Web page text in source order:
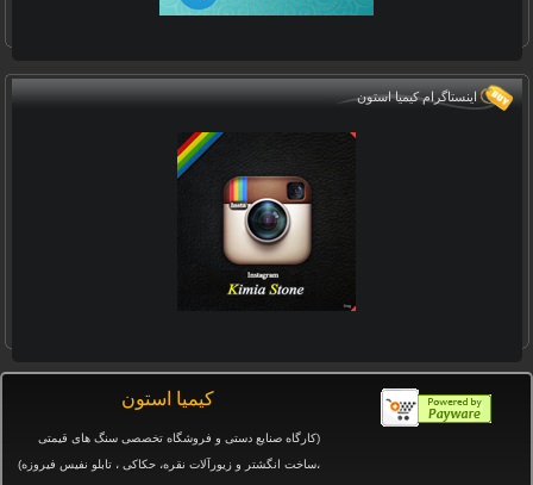
اینستاگرام کیمیا استون
كيميا استون
(کارگاه صنایع دستی و فروشگاه تخصصی سنگ های قیمتی
،ساخت انگشتر و زیورآلات نقره، حکاکی ، تابلو نفیس فیروزه)